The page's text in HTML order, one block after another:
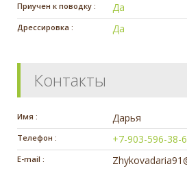
Приучен к поводку : Да
Дрессировка : Да
Контакты
Имя : Дарья
Телефон : +7-903-596-38-
E-mail :